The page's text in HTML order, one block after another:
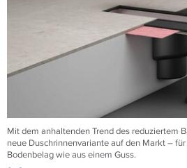
Mit dem anhaltenden Trend des reduziertem
neue Duschrinnenvariante auf den Markt –
Bodenbelag wie aus einem Guss.